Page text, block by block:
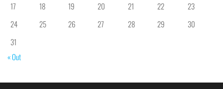
17
18 19 20 21 22
23
24
25 26 27 28 29
30
31
« Out